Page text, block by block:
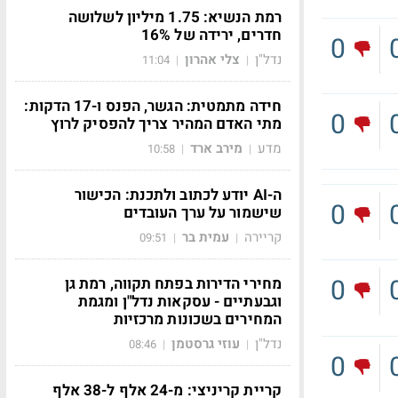
0
0
0
0
0
רמת הנשיא: 1.75 מיליון לשלושה
חדרים, ירידה של 16%
נדל"ן | צלי אהרון |
11:04
חידה מתמטית: הגשר, הפנס ו-17 הדקות:
מתי האדם המהיר צריך להפסיק לרוץ
מדע | מירב ארד |
10:58
ה-AI יודע לכתוב ולתכנת: הכישור
שישמור על ערך העובדים
קריירה | עמית בר |
09:51
מחירי הדירות בפתח תקווה, רמת גן
וגבעתיים - עסקאות נדל"ן ומגמת
המחירים בשכונות מרכזיות
נדל"ן | עוזי גרסטמן |
08:46
קריית קריניצי: מ-24 אלף ל-38 אלף